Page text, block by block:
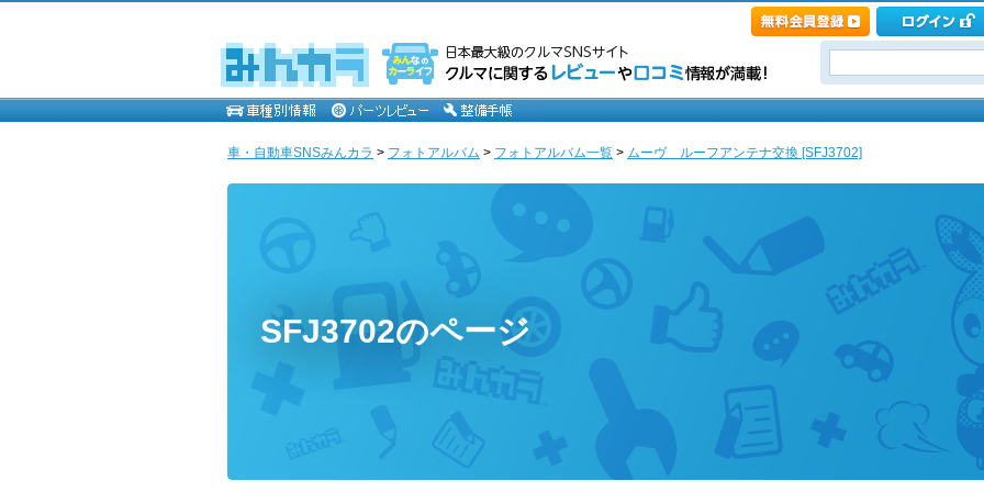
車・自動車SNSみんカラ > フォトアルバム > フォトアルバム一覧 > ムーヴ ルーフアンテナ交換 [SFJ3702]
SFJ3702のページ